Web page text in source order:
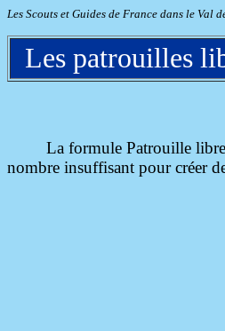
Les Scouts et Guides de France dans le Val
Les patrouilles
La formule Patrouille
nombre insuffisant pour créer